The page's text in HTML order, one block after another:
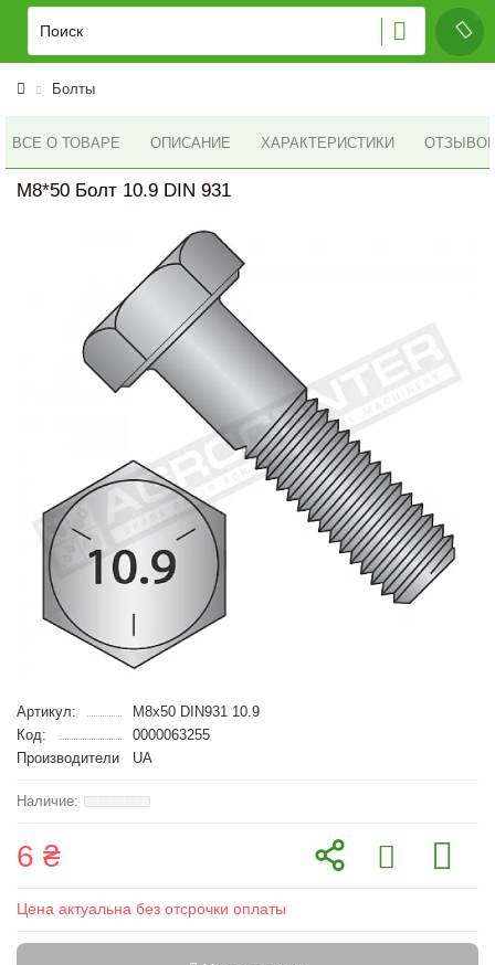
Болты
ВСЕ О ТОВАРЕ ОПИСАНИЕ ХАРАКТЕРИСТИКИ ОТЗЫВОВ
M8*50 Болт 10.9 DIN 931
Артикул:
M8x50 DIN931 10.9
Код:
0000063255
Производители
UA
6 ₴
Цена актуальна без отсрочки оплаты